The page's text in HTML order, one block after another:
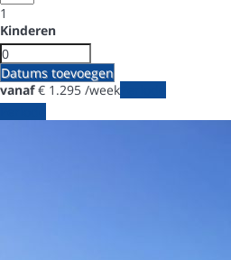
1
Kinderen
Datums toevoegen
vanaf€ 1.295 /week